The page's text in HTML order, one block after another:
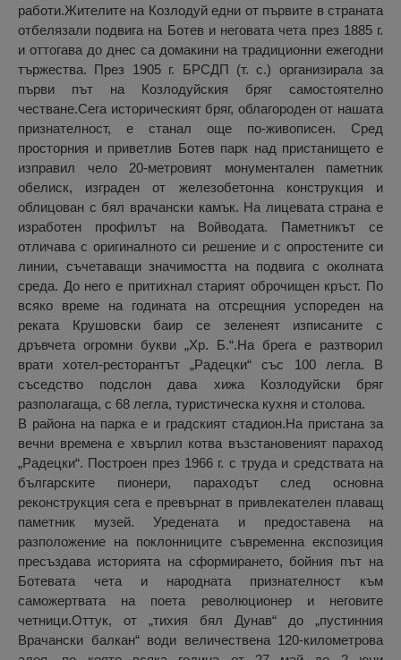
работи.Жителите на Козлодуй едни от първите в страната
отбелязали подвига на Ботев и неговата чета през 1885 г.
и оттогава до днес са домакини на традиционни ежегодни
тържества. През 1905 г. БРСДП (т. с.) организирала за
първи път на Козлодуйския бряг самостоятелно
честване.Сега историческият бряг, облагороден от нашата
признателност, е станал още по-живописен. Сред
просторния и приветлив Ботев парк над пристанището е
изправил чело 20-метровият монументален паметник
обелиск, изграден от железобетонна конструкция и
облицован с бял врачански камък. На лицевата страна е
изработен профилът на Войводата. Паметникът се
отличава с оригиналното си решение и с опростените си
линии, съчетаващи значимостта на подвига с околната
среда. До него е притихнал старият оброчищен кръст. По
всяко време на годината на отсрещния успореден на
реката Крушовски баир се зеленеят изписаните с
дръвчета огромни букви „Хр. Б.“.На брега е разтворил
врати хотел-ресторантът „Радецки“ със 100 легла. В
съседство подслон дава хижа Козлодуйски бряг
разполагаща, с 68 легла, туристическа кухня и столова.
В района на парка е и градският стадион.На пристана за
вечни времена е хвърлил котва възстановеният параход
„Радецки“. Построен през 1966 г. с труда и средствата на
българските пионери, параходът след основна
реконструкция сега е превърнат в привлекателен плаващ
паметник музей. Уредената и предоставена на
разположение на поклонниците съвременна експозиция
пресъздава историята на сформирането, бойния път на
Ботевата чета и народната признателност към
саможертвата на поета революционер и неговите
четници.Оттук, от „тихия бял Дунав“ до „пустинния
Врачански балкан“ води величествена 120-километрова